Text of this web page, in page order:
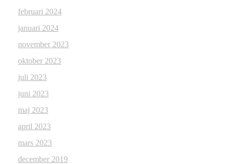
februari 2024
januari 2024
november 2023
oktober 2023
juli 2023
juni 2023
maj 2023
april 2023
mars 2023
december 2019